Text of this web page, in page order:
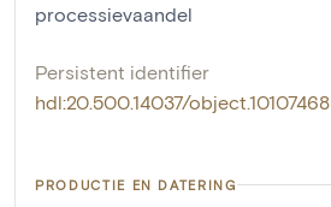
processievaandel
Persistent identifier
hdl:20.500.14037/object.10107468
PRODUCTIE EN DATERING